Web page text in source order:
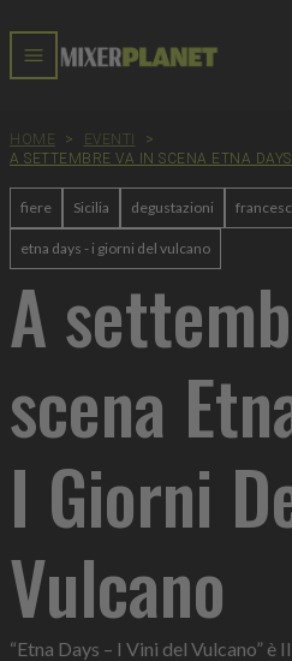
HOME > EVENTI
>
A SETTEMBRE VA IN SCENA ETNA
fiere Sicilia degustazioni
etna days - i giorni del vulcano
A
scena
I Giorni
Vulcano
“Etna Days – I Vini del Vulcano” è